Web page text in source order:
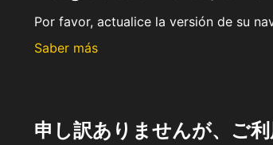
Por favor, actualice la versión de su
Saber más
申し訳ありませんが、ご